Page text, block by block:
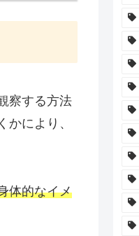
察する方法
により、
体的なイメ